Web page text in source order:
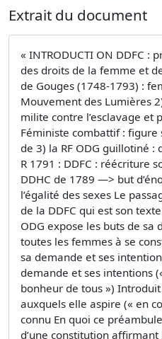
Extrait du document
« INTRODUCTI ON DDFC :
des droits de la femme et
de Gouges (1748-1793) :
Mouvement des Lumières
milite contre l’esclavage et
Féministe combattif :
de 3) la RF ODG guillotiné :
R 1791 : DDFC : réécriture
DDHC de 1789 —> but
l’égalité des sexes Le
de la DDFC qui est son
ODG expose les buts de sa
toutes les femmes à se
sa demande et ses
demande et ses intentions
bonheur de tous »)
auxquels elle aspire (« en
connu En quoi ce
d’une constitution affirmant